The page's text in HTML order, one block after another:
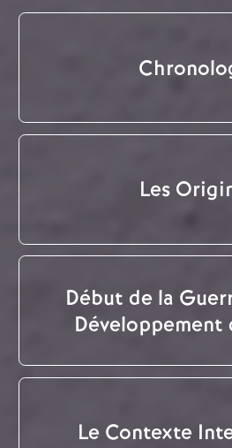
Les
Début de la
Développement
Le Contexte